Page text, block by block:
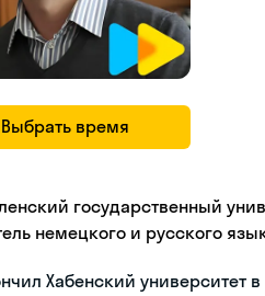
Выбрать время
государственный
немецкого и русского
Хабенский университет